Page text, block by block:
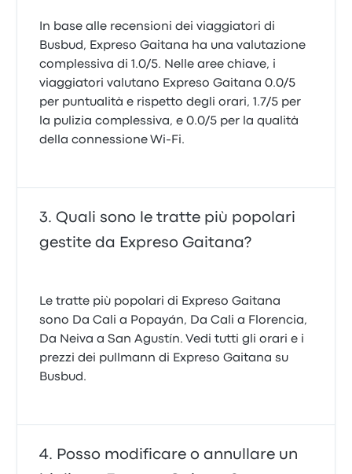
In base alle recensioni dei viaggiatori di
Busbud, Expreso Gaitana ha una valutazione
complessiva di 1.0/5. Nelle aree chiave, i
viaggiatori valutano Expreso Gaitana 0.0/5
per puntualità e rispetto degli orari, 1.7/5 per
la pulizia complessiva, e 0.0/5 per la qualità
della connessione Wi‑Fi.
Quali sono le tratte più popolari
gestite da Expreso Gaitana?
Le tratte più popolari di Expreso Gaitana
sono Da Cali a Popayán, Da Cali a Florencia,
Da Neiva a San Agustín. Vedi tutti gli orari e i
prezzi dei pullmann di Expreso Gaitana su
Busbud.
Posso modificare o annullare un